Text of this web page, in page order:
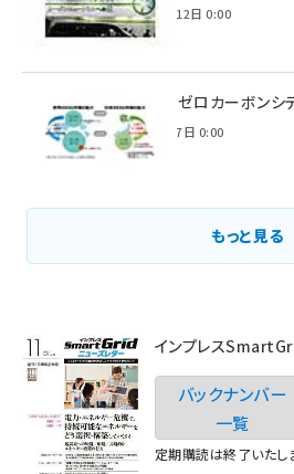
2022年6月12日 0:00
環境省のゼロカーボンシ
2021年3月7日 0:00
もっと見る
インプレス
バックナンバー
一覧
定期購読は終了いたし